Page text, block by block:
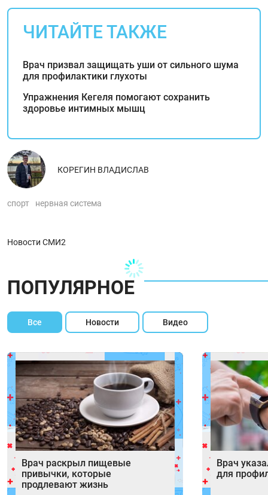
ЧИТАЙТЕ ТАКЖЕ
Врач призвал защищать уши от сильного шума
для профилактики глухоты
Упражнения Кегеля помогают сохранить
здоровье интимных мышц
КОРЕГИН ВЛАДИСЛАВ
спорт нервная система
Новости СМИ2
ПОПУЛЯРНОЕ
Все Новости Видео
Врач раскрыл пищевые
привычки, которые
продлевают жизнь
Врач
для